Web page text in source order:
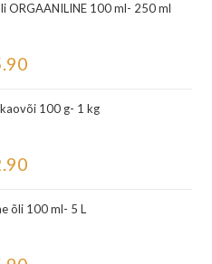
ORGAANILINE 100 ml- 250 ml
100 g- 1 kg
õli 100 ml- 5 L